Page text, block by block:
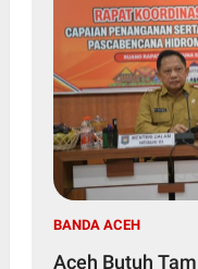
BANDA ACEH
Aceh Butuh